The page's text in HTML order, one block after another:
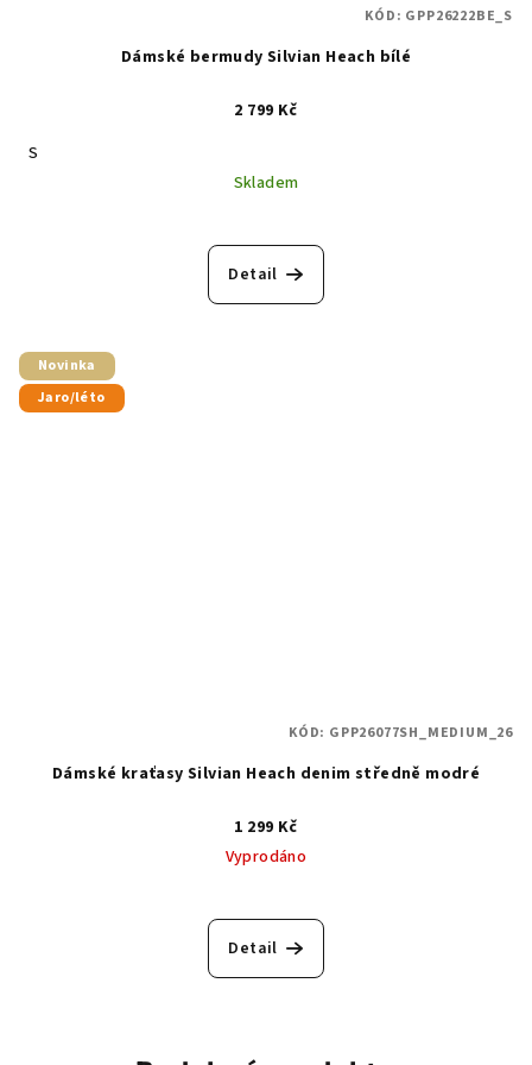
Dámské bermudy Silvian Heach bílé
2 799 Kč
S
Skladem
Detail
KÓD: GPP26222BE_S
Novinka
Jaro/léto
Dámské kraťasy Silvian Heach denim středně modré
1 299 Kč
Vyprodáno
Detail
KÓD: GPP26077SH_MEDIUM_26